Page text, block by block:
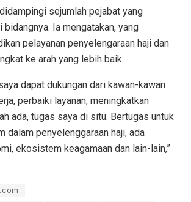
sejumlah pejabat yang
bidangnya. Ia mengatakan, yang
pelayanan penyelengaraan haji dan
ke arah yang lebih baik.
dapat dukungan dari kawan-kawan
perbaiki layanan, meningkatkan
ada, tugas saya di situ. Bertugas untuk
dalam penyelenggaraan haji, ada
ekosistem keagamaan dan lain-lain,”